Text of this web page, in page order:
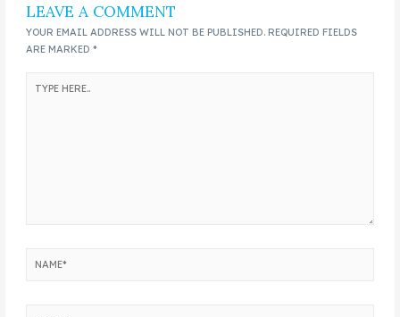
LEAVE A COMMENT
YOUR EMAIL ADDRESS WILL NOT BE PUBLISHED. REQUIRED FIELDS
ARE MARKED*